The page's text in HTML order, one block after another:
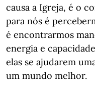
causa a Igreja, é o
para nós é
é encontrarmos
energia e
elas se ajudarem
um mundo melhor.